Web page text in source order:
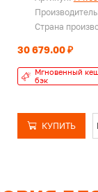
Страна
30 679.00 ₽
Мгновенный
бэк
КУПИТЬ